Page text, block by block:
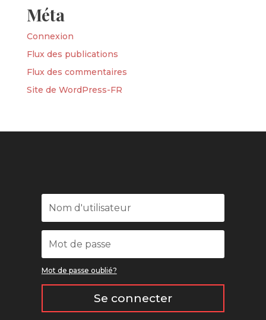
Méta
Connexion
Flux des publications
Flux des commentaires
Site de WordPress-FR
Mot de passe oublié?
Se connecter